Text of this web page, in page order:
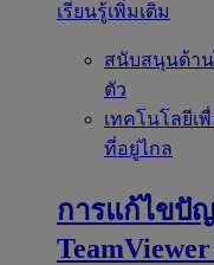
เรียนรู้เพิ่มเติม
สนับสนุนด้าน
ตัว
เทคโนโลยีเ
ที่อยู่ไกล
การแก้ไขปั